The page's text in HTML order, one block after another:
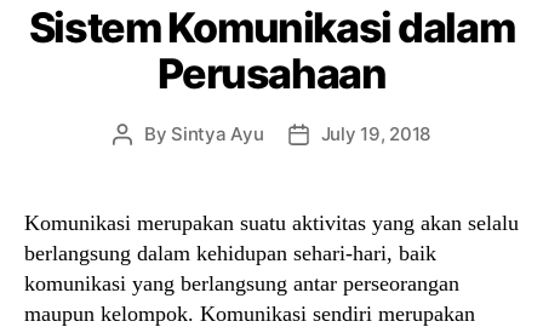
Sistem Komunikasi dalam
Perusahaan
Post
By Sintya Ayu
PostJuly 19, 2018
Komunikasi merupakan suatu aktivitas yang akan selalu
berlangsung dalam kehidupan sehari-hari, baik
komunikasi yang berlangsung antar perseorangan
maupun kelompok. Komunikasi sendiri merupakan